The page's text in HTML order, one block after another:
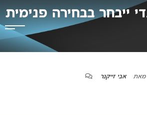
ייבחר בבחירה פנימית
מאת אבי זייקנר